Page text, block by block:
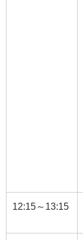
12:15～13:15